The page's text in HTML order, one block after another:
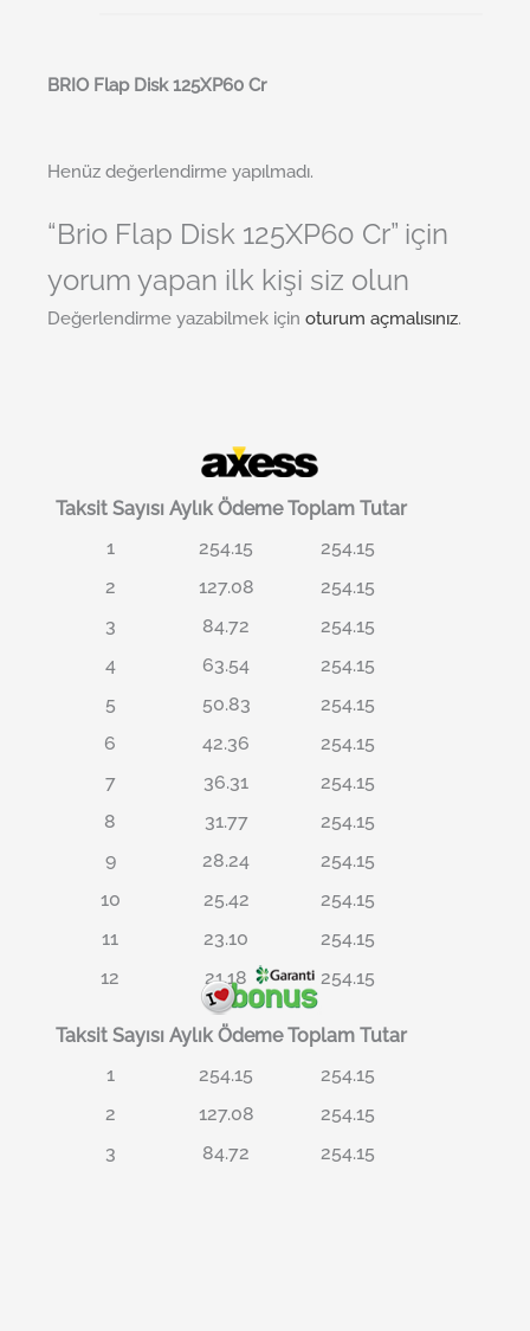
BRIO Flap Disk 125XP60 Cr
Henüz değerlendirme yapılmadı.
“Brio Flap Disk 125XP60 Cr” için
yorum yapan ilk kişi siz olun
Değerlendirme yazabilmek için oturum açmalısınız.
Taksit Sayısı Aylık Ödeme Toplam Tutar
1
254.15
254.15
2
127.08
254.15
3
84.72
254.15
4
63.54
254.15
5
50.83
254.15
6
42.36
254.15
7
36.31
254.15
8
31.77
254.15
9
28.24
254.15
10
25.42
254.15
11
23.10
254.15
12
21.18 254.15
Taksit Sayısı Aylık Ödeme Toplam Tutar
1
254.15
254.15
2
127.08
254.15
3
84.72 254.15